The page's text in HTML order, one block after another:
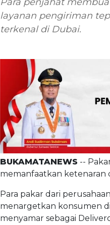
layanan pengiriman
terkenal di Dubai.
BUKAMATANEWS --
memanfaatkan ketenaran
Para pakar dari
menargetkan konsumen
menyamar sebagai